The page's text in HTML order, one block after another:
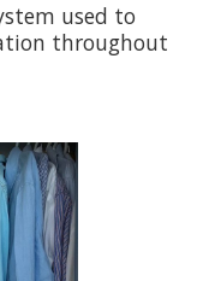
used to
throughout